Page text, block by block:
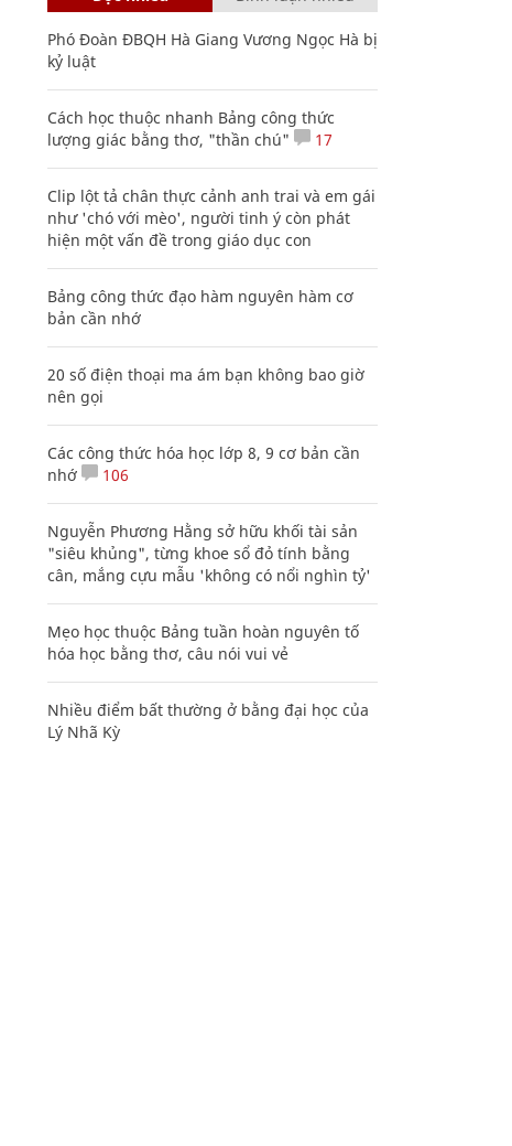
Phó Đoàn ĐBQH Hà Giang Vương Ngọc Hà bị
kỷ luật
Cách học thuộc nhanh Bảng công thức
lượng giác bằng thơ, "thần chú"
17
Clip lột tả chân thực cảnh anh trai và em gái
như 'chó với mèo', người tinh ý còn phát
hiện một vấn đề trong giáo dục con
Bảng công thức đạo hàm nguyên hàm cơ
bản cần nhớ
20 số điện thoại ma ám bạn không bao giờ
nên gọi
Các công thức hóa học lớp 8, 9 cơ bản cần
nhớ
106
Nguyễn Phương Hằng sở hữu khối tài sản
"siêu khủng", từng khoe sổ đỏ tính bằng
cân, mắng cựu mẫu 'không có nổi nghìn tỷ'
Mẹo học thuộc Bảng tuần hoàn nguyên tố
hóa học bằng thơ, câu nói vui vẻ
Nhiều điểm bất thường ở bằng đại học của
Lý Nhã Kỳ